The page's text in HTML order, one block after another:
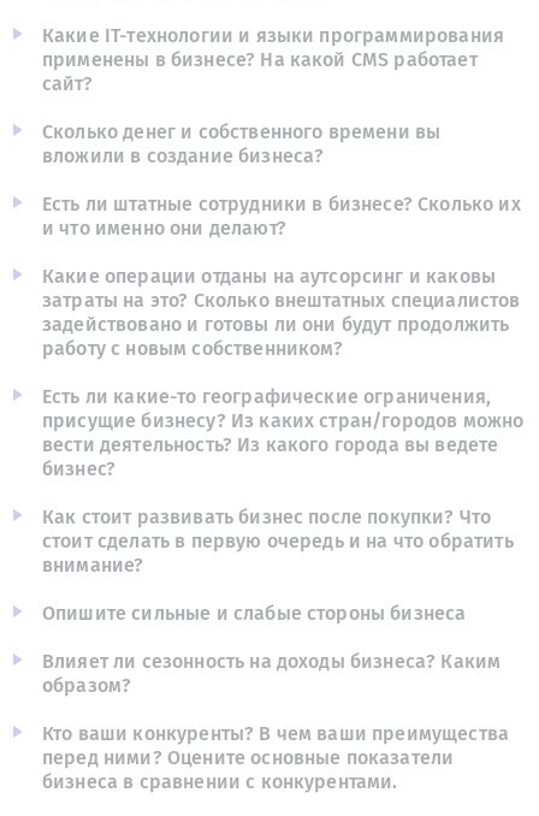
Какие IT-технологии и языки программирования
применены в бизнесе? На какой CMS работает
сайт?
Сколько денег и собственного времени вы
вложили в создание бизнеса?
Есть ли штатные сотрудники в бизнесе? Сколько их
и что именно они делают?
Какие операции отданы на аутсорсинг и каковы
затраты на это? Сколько внештатных специалистов
задействовано и готовы ли они будут продолжить
работу с новым собственником?
Есть ли какие-то географические ограничения,
присущие бизнесу? Из каких стран/городов можно
вести деятельность? Из какого города вы ведете
бизнес?
Как стоит развивать бизнес после покупки? Что
стоит сделать в первую очередь и на что обратить
внимание?
Опишите сильные и слабые стороны бизнеса
Влияет ли сезонность на доходы бизнеса? Каким
образом?
Кто ваши конкуренты? В чем ваши преимущества
перед ними? Оцените основные показатели
бизнеса в сравнении с конкурентами.